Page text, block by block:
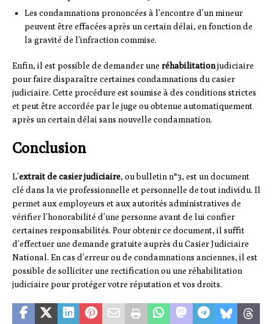
Les condamnations prononcées à l’encontre d’un mineur
peuvent être effacées après un certain délai, en fonction de
la gravité de l’infraction commise.
Enfin, il est possible de demander une réhabilitationjudiciaire
pour faire disparaître certaines condamnations du casier
judiciaire. Cette procédure est soumise à des conditions strictes
et peut être accordée par le juge ou obtenue automatiquement
après un certain délai sans nouvelle condamnation.
Conclusion
L’extrait de casier judiciaire, ou bulletin n°3, est un document
clé dans la vie professionnelle et personnelle de tout individu. Il
permet aux employeurs et aux autorités administratives de
vérifier l’honorabilité d’une personne avant de lui confier
certaines responsabilités. Pour obtenir ce document, il suffit
d’effectuer une demande gratuite auprès du Casier Judiciaire
National. En cas d’erreur ou de condamnations anciennes, il est
possible de solliciter une rectification ou une réhabilitation
judiciaire pour protéger votre réputation et vos droits.